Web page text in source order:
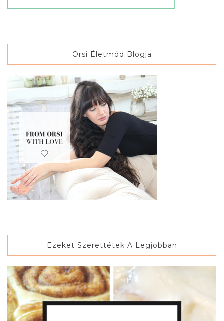
Orsi Életmód Blogja
Ezeket Szerettétek A Legjobban